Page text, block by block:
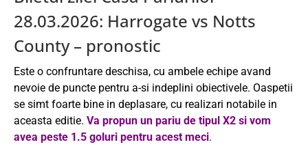
28.03.2026: Harrogate vs Notts
County – pronostic
Este o confruntare deschisa, cu ambele echipe avand
nevoie de puncte pentru a-si indeplini obiectivele. Oaspetii
se simt foarte bine in deplasare, cu realizari notabile in
aceasta editie. Va propun un pariu de tipul X2 si vom
avea peste 1.5 goluri pentru acest meci.